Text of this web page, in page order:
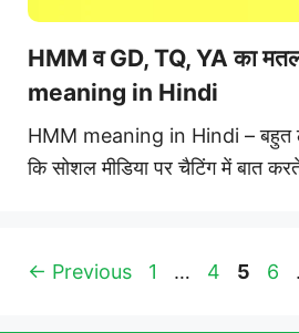
HMM व GD, TQ, YA का
meaning in Hindi
HMM meaning in Hindi – बहुत
कि सोशल मीडिया पर चैटिंग में बात
← Previous Page
1 … Page
4 Page
5 6